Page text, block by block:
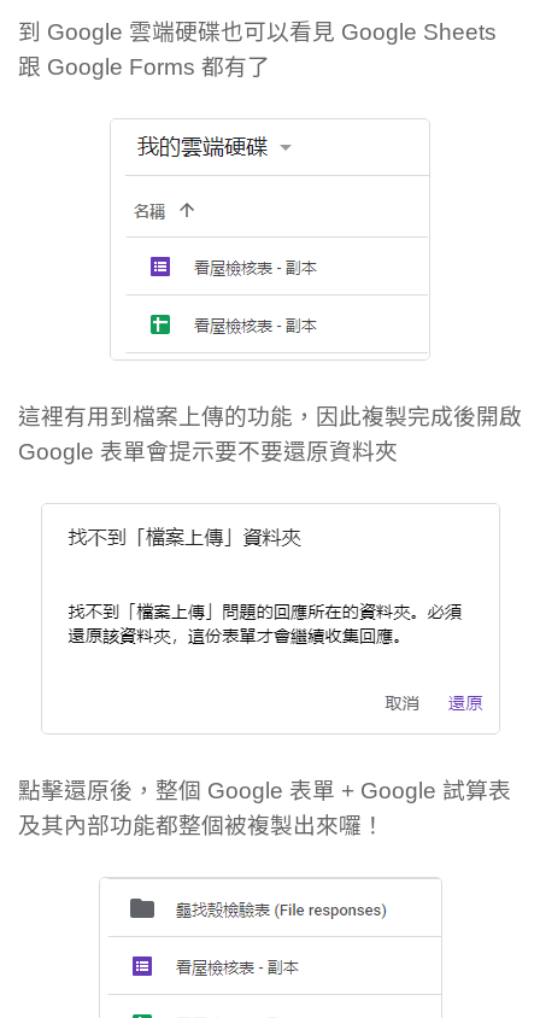
到 Google 雲端硬碟也可以看見 Google Sheets
跟 Google Forms 都有了
這裡有用到檔案上傳的功能，因此複製完成後開啟
Google 表單會提示要不要還原資料夾
點擊還原後，整個 Google 表單 + Google 試算表
及其內部功能都整個被複製出來囉！